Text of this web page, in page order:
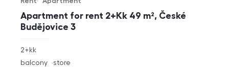
Apartment for rent 2+Kk 49 m², České
Budějovice 3
Offer type
Property type
rozměry
2+kk
funkce
balcony store